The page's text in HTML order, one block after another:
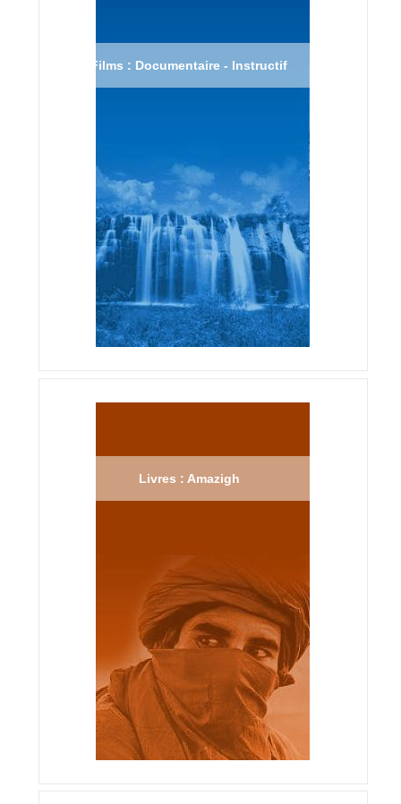
Films : Documentaire - Instructif
Livres : Amazigh